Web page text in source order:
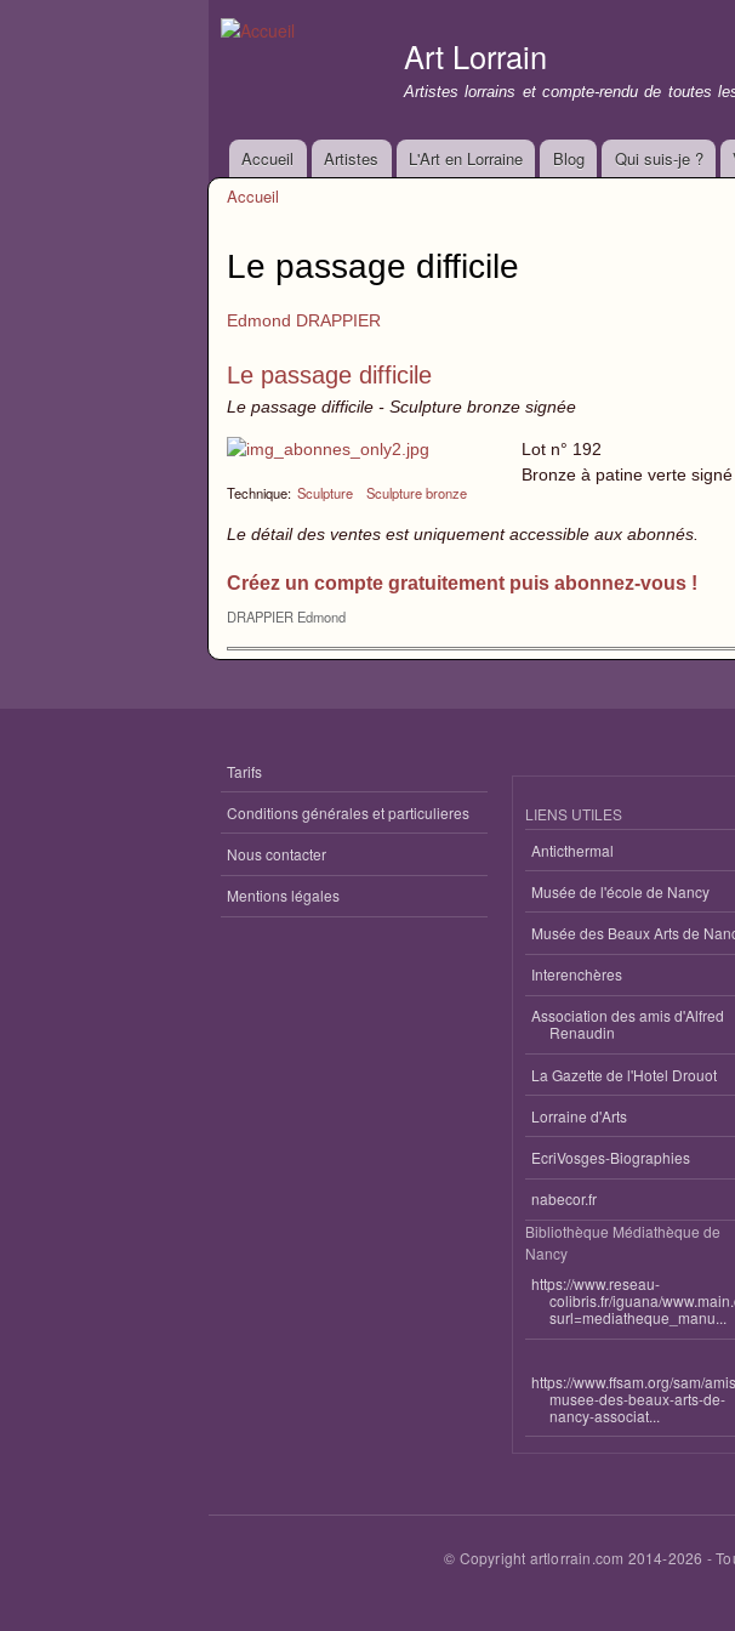
Art Lorrain
Artistes lorrains et compte-rendu de toutes
Menu principal
Accueil Artistes L'Art en Lorraine Blog Qui suis-je ?
Accueil
Le passage difficile
Edmond DRAPPIER
Le passage difficile
Le passage difficile - Sculpture bronze signée
Technique: Sculpture Sculpture bronze
Lot n° 192
Bronze à patine verte
Le détail des ventes est uniquement accessible aux abonnés.
Créez un compte gratuitement puis abonnez-vous !
DRAPPIER Edmond
Tarifs
Conditions générales et particulieres
Nous contacter
Mentions légales
LIENS UTILES
Anticthermal
Musée de l'école de Nancy
Musée des Beaux Arts de
Interenchères
Association des amis d'Alfred
Renaudin
La Gazette de l'Hotel Drouot
Lorraine d'Arts
EcriVosges-Biographies
nabecor.fr
Bibliothèque Médiathèque de
Nancy
https://www.reseau-
colibris.fr/iguana/
surl=mediatheque_manu...
https://www.ffsam.org/sam/
musee-des-beaux-arts-de-
nancy-associat...
© Copyright artlorrain.com 2014-2026 -